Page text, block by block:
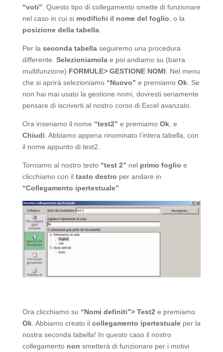
“voti” . Questo tipo di collegamento smette di funzionare
nel caso in cui si modifichi il nome del foglio , o la
posizione della tabella.
Per la seconda tabellaseguiremo una procedura
differente. Selezioniamolae poi andiamo su (barra
multifunzione) FORMULE> GESTIONE NOMI . Nel menu
che si aprirà selezioniamo “Nuovo” e premiamo Ok. Se
non hai mai usato la gestione nomi, dovresti seriamente
pensare di iscriverti al nostro corso di Excel avanzato.
Ora inseriamo il nome “test2” e premiamo Ok, e
Chiudi . Abbiamo appena rinominato l’intera tabella, con
il nome appunto di test2.
Torniamo al nostro testo “test 2” nel primo foglio e
clicchiamo con il tasto destro per andare in
“Collegamento ipertestuale”
Ora clicchiamo su “Nomi definiti”> Test2 e premiamo
Ok. Abbiamo creato il collegamento ipertestualeper la
nostra seconda tabella! In questo caso il nostro
collegamento non smetterà di funzionare per i motivi